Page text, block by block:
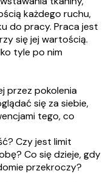
każdego ruchu,
do pracy. Praca jest
się jej wartością.
tyle po nim
przez pokolenia
się za siebie,
tego, co
Czy jest limit
Co się dzieje, gdy
przekroczy?